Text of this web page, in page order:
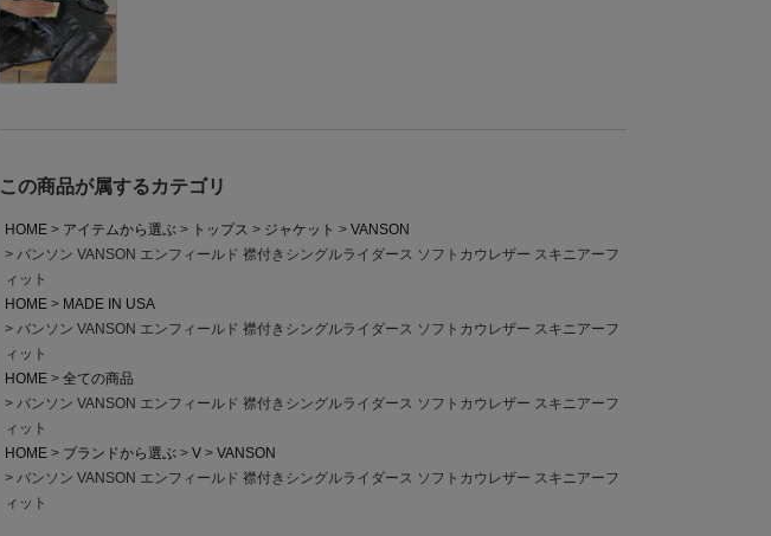
この商品が属するカテゴリ
HOME アイテムから選ぶ トップス ジャケット
VANSON
バンソン VANSON エンフィールド 襟付きシングルライダース ソフトカウレザー スキニアーフ
ィット
HOME
MADE IN USA
バンソン VANSON エンフィールド 襟付きシングルライダース ソフトカウレザー スキニアーフ
ィット
HOME
全ての商品
バンソン VANSON エンフィールド 襟付きシングルライダース ソフトカウレザー スキニアーフ
ィット
HOME
ブランドから選ぶ V
VANSON
バンソン VANSON エンフィールド 襟付きシングルライダース ソフトカウレザー スキニアーフ
ィット